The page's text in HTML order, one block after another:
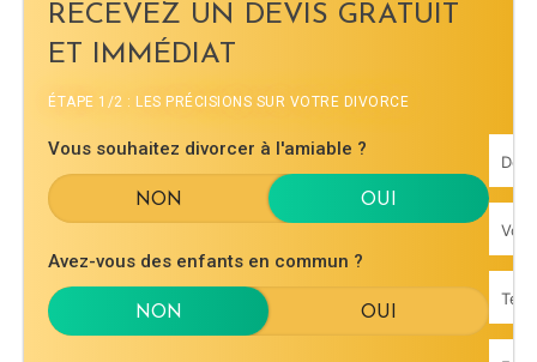
RECEVEZ UN DEVIS GRATUIT
ET IMMÉDIAT
ÉTAPE 1/2 : LES PRÉCISIONS SUR VOTRE DIVORCE
Vous souhaitez divorcer à l'amiable ?
Avez-vous des enfants en commun ?